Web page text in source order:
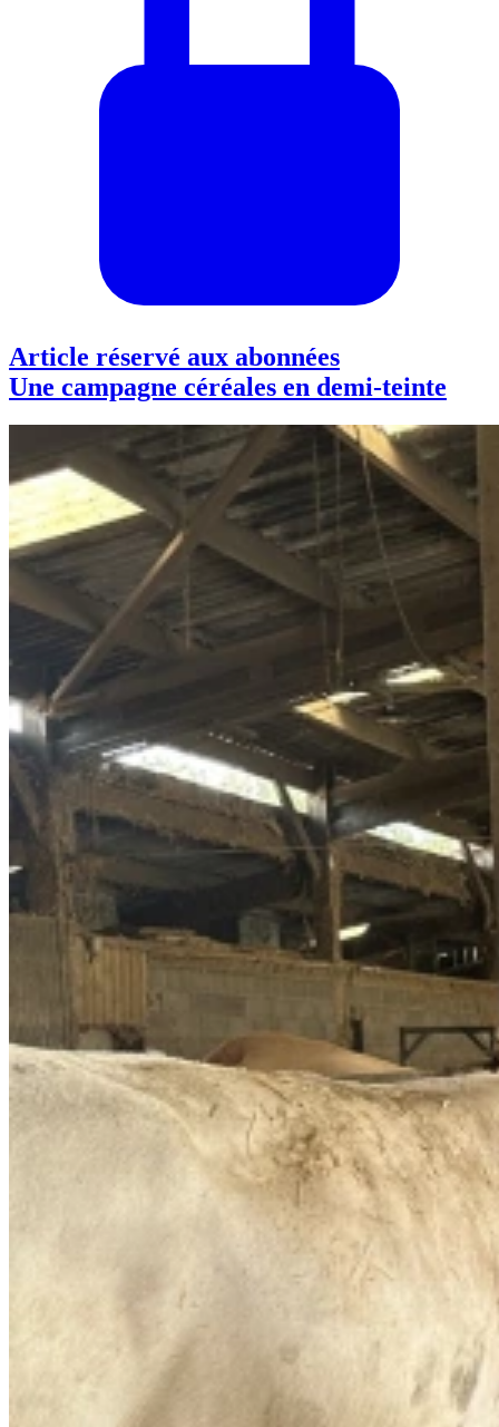
Article réservé aux abonnées
Une campagne céréales en demi-teinte